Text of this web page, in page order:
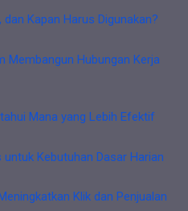
Kapan Harus Digunakan?
Membangun Hubungan Kerja
Mana yang Lebih Efektif
Kebutuhan Dasar Harian
Klik dan Penjualan